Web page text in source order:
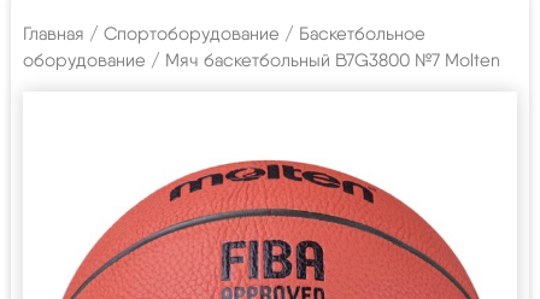
Главная / Спортоборудование / Баскетбольное
оборудование / Мяч баскетбольный B7G3800 №7 Molten